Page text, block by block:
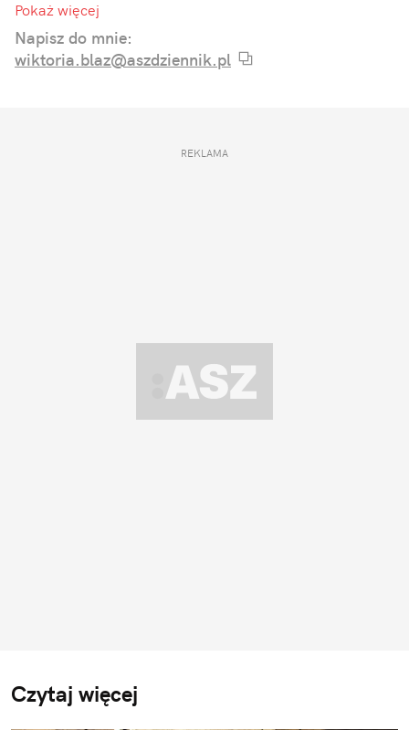
studia dziennikarskie ze specjalizacją w zakresie
komunikacji online.
Pokaż więcej
Napisz do mnie:
wiktoria.blaz@aszdziennik.pl
REKLAMA
Czytaj więcej